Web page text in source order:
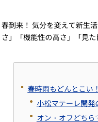
春到来！ 気分を変えて新生
さ」「機能性の高さ」「見
春時雨もどんとこい
小松マテーレ開発
オン・オフどちら